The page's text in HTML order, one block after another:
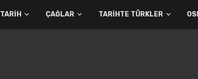
TARIH ÇAĞLAR TARIHTE TÜRKLER